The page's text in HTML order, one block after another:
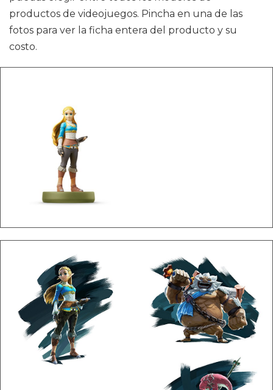
productos de videojuegos. Pincha en una de las
fotos para ver la ficha entera del producto y su
costo.